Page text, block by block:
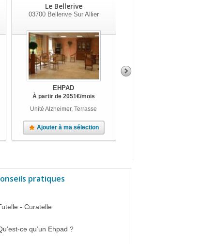
Le Bellerive
03700Bellerive Sur Allier
EHPAD
À partir de 2051€/mois
Unité Alzheimer, Terrasse
Ajouter à ma sélection
pratiques
- Curatelle
ce qu’un Ehpad ?